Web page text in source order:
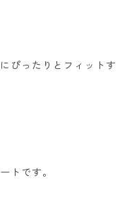
ぴったりとフィットす
トです。